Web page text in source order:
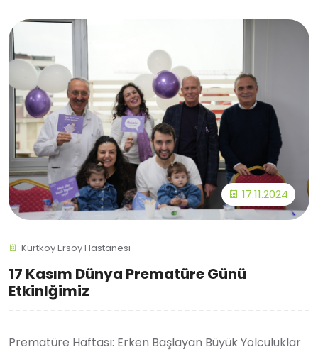
17.11.2024
Kurtköy Ersoy Hastanesi
17 Kasım Dünya Prematüre Günü
Etkinlğimiz
Prematüre Haftası: Erken Başlayan Büyük Yolculuklar